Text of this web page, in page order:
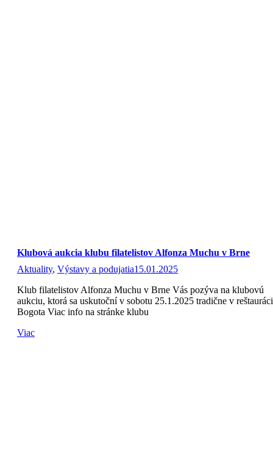
Klubová aukcia klubu filatelistov Alfonza Muchu v Brne
Aktuality, Výstavy a podujatia15.01.2025
Klub filatelistov Alfonza Muchu v Brne Vás pozýva na klubovú
aukciu, ktorá sa uskutoční v sobotu 25.1.2025 tradične v
Bogota Viac info na stránke klubu
Viac